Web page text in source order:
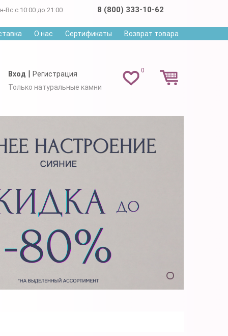
Вс с 10:00 до 21:00 8 (800) 333-10-62
О нас Сертификаты Возврат товара
0
Вход | Регистрация
Только натуральные камни